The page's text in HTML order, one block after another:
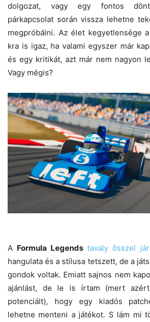
dolgozat, vagy egy fontos
párkapcsolat során vissza lehetne
megpróbálni. Az élet kegyetlensége
kra is igaz, ha valami egyszer már
és egy kritikát, azt már nem nagyon
Vagy mégis?
A Formula Legends tavaly ősszel
hangulata és a stílusa tetszett, de a
gondok voltak. Emiatt sajnos nem
ajánlást, de le is írtam (mert
potenciált), hogy egy kiadós
lehetne menteni a játékot. S lám mi